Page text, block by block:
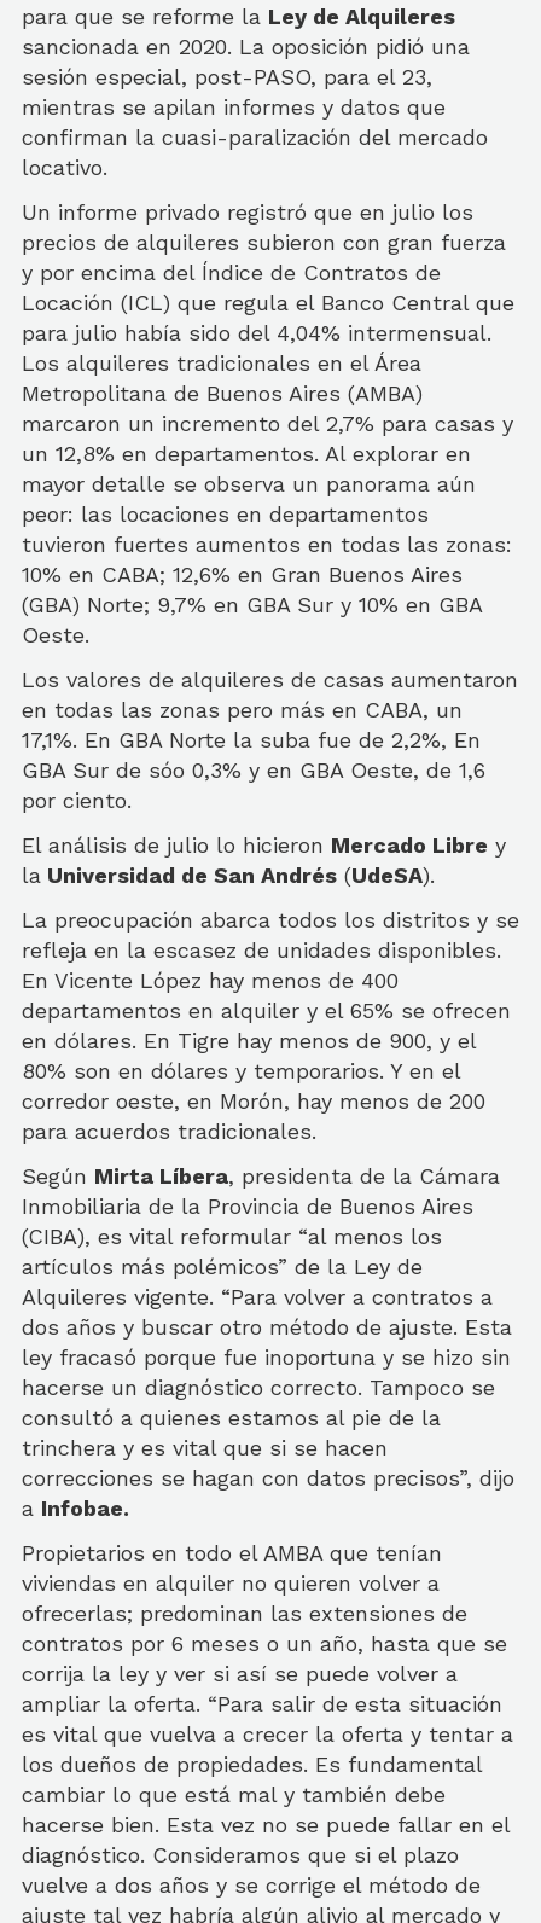
para que se reforme la Ley de Alquileres
sancionada en 2020. La oposición pidió una
sesión especial, post-PASO, para el 23,
mientras se apilan informes y datos que
confirman la cuasi-paralización del mercado
locativo.
Un informe privado registró que en julio los
precios de alquileres subieron con gran fuerza
y por encima del Índice de Contratos de
Locación (ICL) que regula el Banco Central que
para julio había sido del 4,04% intermensual.
Los alquileres tradicionales en el Área
Metropolitana de Buenos Aires (AMBA)
marcaron un incremento del 2,7% para casas y
un 12,8% en departamentos. Al explorar en
mayor detalle se observa un panorama aún
peor: las locaciones en departamentos
tuvieron fuertes aumentos en todas las zonas:
10% en CABA; 12,6% en Gran Buenos Aires
(GBA) Norte; 9,7% en GBA Sur y 10% en GBA
Oeste.
Los valores de alquileres de casas aumentaron
en todas las zonas pero más en CABA, un
17,1%. En GBA Norte la suba fue de 2,2%, En
GBA Sur de sóo 0,3% y en GBA Oeste, de 1,6
por ciento.
El análisis de julio lo hicieron Mercado Libre y
la Universidad de San Andrés (UdeSA).
La preocupación abarca todos los distritos y se
refleja en la escasez de unidades disponibles.
En Vicente López hay menos de 400
departamentos en alquiler y el 65% se ofrecen
en dólares. En Tigre hay menos de 900, y el
80% son en dólares y temporarios. Y en el
corredor oeste, en Morón, hay menos de 200
para acuerdos tradicionales.
Según Mirta Líbera, presidenta de la Cámara
Inmobiliaria de la Provincia de Buenos Aires
(CIBA), es vital reformular “al menos los
artículos más polémicos” de la Ley de
Alquileres vigente. “Para volver a contratos a
dos años y buscar otro método de ajuste. Esta
ley fracasó porque fue inoportuna y se hizo sin
hacerse un diagnóstico correcto. Tampoco se
consultó a quienes estamos al pie de la
trinchera y es vital que si se hacen
correcciones se hagan con datos precisos”, dijo
a Infobae.
Propietarios en todo el AMBA que tenían
viviendas en alquiler no quieren volver a
ofrecerlas; predominan las extensiones de
contratos por 6 meses o un año, hasta que se
corrija la ley y ver si así se puede volver a
ampliar la oferta. “Para salir de esta situación
es vital que vuelva a crecer la oferta y tentar a
los dueños de propiedades. Es fundamental
cambiar lo que está mal y también debe
hacerse bien. Esta vez no se puede fallar en el
diagnóstico. Consideramos que si el plazo
vuelve a dos años y se corrige el método de
ajuste tal vez habría algún alivio al mercado y